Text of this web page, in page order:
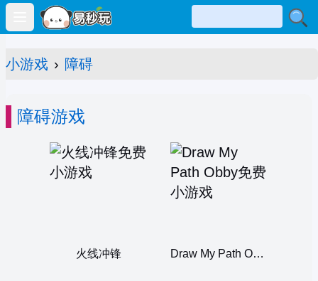
Open main menu
小游戏 › 障碍
障碍游戏
火线冲锋 Draw My Path Obby